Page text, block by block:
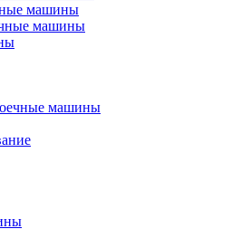
машины
машины
машины